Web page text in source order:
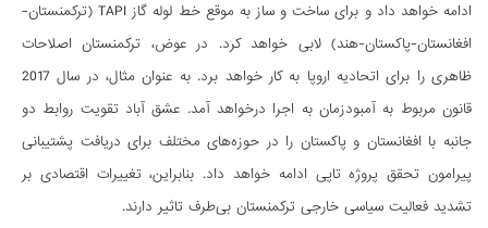
ادامه خواهد داد و برای ساخت و ساز به موقع خط لوله گاز TAPI (ترکمنستان-
افغانستان-پاکستان-هند) لابی خواهد کرد. در عوض، ترکمنستان اصلاحات
ظاهری را برای اتحادیه اروپا به کار خواهد برد. به عنوان مثال، در سال 2017
قانون مربوط به آمبودزمان به اجرا درخواهد آمد. عشق آباد تقویت روابط دو
جانبه با افغانستان و پاکستان را در حوزه‌های مختلف برای دریافت پشتیبانی
پیرامون تحقق پروژه تاپی ادامه خواهد داد. بنابراین، تغییرات اقتصادی بر
تشدید فعالیت سیاسی خارجی ترکمنستان بی‌طرف تاثیر دارند.